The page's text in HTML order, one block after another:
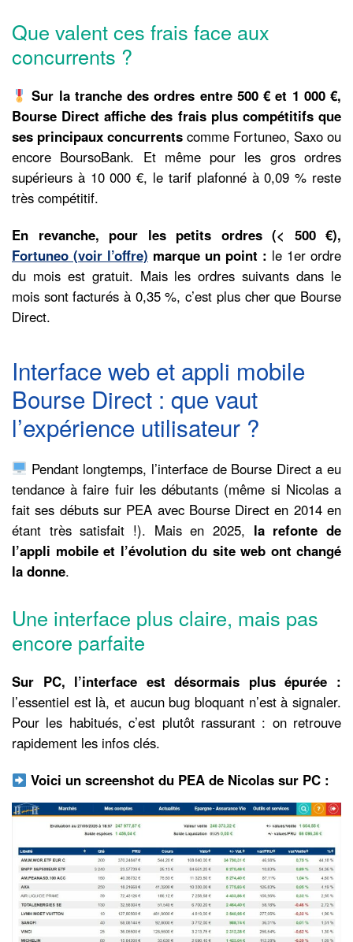
Que valent ces frais face aux
concurrents ?
Sur la tranche des ordres entre 500 € et 1 000 €,
Bourse Direct affiche des frais plus compétitifs que
ses principaux concurrents comme Fortuneo, Saxo ou
encore BoursoBank. Et même pour les gros ordres
supérieurs à 10 000 €, le tarif plafonné à 0,09 % reste
très compétitif.
En revanche, pour les petits ordres (< 500 €),
Fortuneo (voir l’offre) marque un point : le 1er ordre
du mois est gratuit. Mais les ordres suivants dans le
mois sont facturés à 0,35 %, c’est plus cher que Bourse
Direct.
Interface web et appli mobile
Bourse Direct : que vaut
l’expérience utilisateur ?
Pendant longtemps, l’interface de Bourse Direct a eu
tendance à faire fuir les débutants (même si Nicolas a
fait ses débuts sur PEA avec Bourse Direct en 2014 en
étant très satisfait !). Mais en 2025, la refonte de
l’appli mobile et l’évolution du site web ont changé
la donne.
Une interface plus claire, mais pas
encore parfaite
Sur PC, l’interface est désormais plus épurée :
l’essentiel est là, et aucun bug bloquant n’est à signaler.
Pour les habitués, c’est plutôt rassurant : on retrouve
rapidement les infos clés.
Voici un screenshot du PEA de Nicolas sur PC :